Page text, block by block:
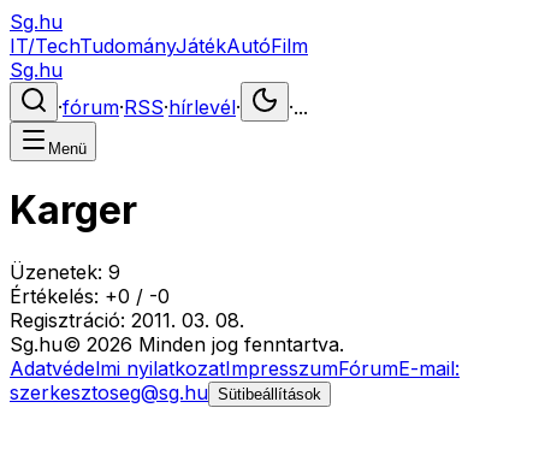
Sg.hu
IT/TechTudományJátékAutóFilm
Sg.hu
·fórum·RSS·hírlevél· ·...
Menü
Karger
Üzenetek: 9
Értékelés: +0 / -0
Regisztráció: 2011. 03. 08.
Sg.hu© 2026 Minden jog fenntartva.
Adatvédelmi nyilatkozatImpresszumFórumE-mail:
szerkesztoseg@sg.hu Sütibeállítások